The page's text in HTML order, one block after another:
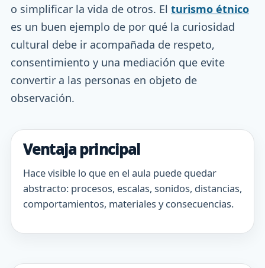
o simplificar la vida de otros. El turismo étnico
es un buen ejemplo de por qué la curiosidad
cultural debe ir acompañada de respeto,
consentimiento y una mediación que evite
convertir a las personas en objeto de
observación.
Ventaja principal
Hace visible lo que en el aula puede quedar
abstracto: procesos, escalas, sonidos, distancias,
comportamientos, materiales y consecuencias.